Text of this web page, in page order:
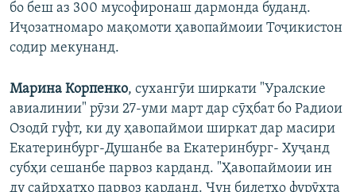
бо беш аз 300 мусофиронаш дармонда буданд.
Иҷозатномаро мақомоти ҳавопаймоии Тоҷикистон
содир мекунанд.
Марина Корпенко, сухангӯи ширкати "Уралские
авиалинии" рӯзи 27-уми март дар сӯҳбат бо Радиои
Озодӣ гуфт, ки ду ҳавопаймои ширкат дар масири
Екатеринбург-Душанбе ва Екатеринбург- Хуҷанд
субҳи сешанбе парвоз карданд. "Ҳавопаймоии ин
ду сайрхатҳо парвоз карданд. Чун билетҳо фурӯхта